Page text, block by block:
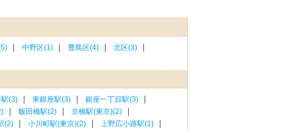
中野区(1) 豊島区(4)
北区(3)
駅(3) 東銀座駅(3)
銀座一丁目駅(3)
飯田橋駅(2)
京橋駅(東京)(2)
(2) 小川町駅(東京)(2)
上野広小路駅(1)